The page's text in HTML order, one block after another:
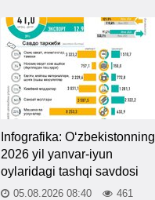
Infografika: O‘zbekistonning
2026 yil yanvar-iyun
oylaridagi tashqi savdosi
05.08.2026 08:40 461